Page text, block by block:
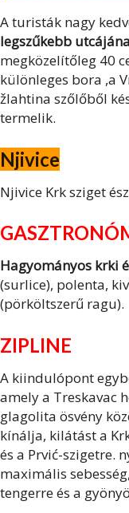
A turisták nagy
legszűkebb
megközelítőleg 40
különleges bora ,a
žlahtina szőlőből
termelik.
Njivice
Njivice Krk sziget
Hagyományos krki
(surlice), polenta,
(pörköltszerű ragu).
ZIPLINE
A kiindulópont
amely a Treskavac
glagolita ösvény
kínálja, kilátást a
és a Prvić-szigetre.
maximális
tengerre és a